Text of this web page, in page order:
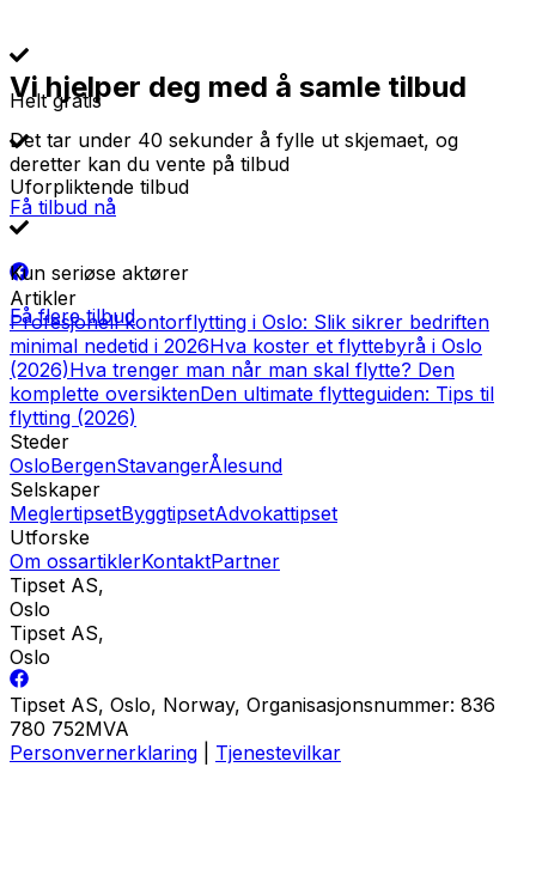
Helt gratis
Uforpliktende tilbud
Kun seriøse aktører
Få flere tilbud
Vi hjelper deg med å samle tilbud
Det tar under 40 sekunder å fylle ut skjemaet, og
deretter kan du vente på tilbud
Få tilbud nå
Artikler
Profesjonell kontorflytting i Oslo: Slik sikrer bedriften
minimal nedetid i 2026Hva koster et flyttebyrå i Oslo
(2026)Hva trenger man når man skal flytte? Den
komplette oversiktenDen ultimate flytteguiden: Tips til
flytting (2026)
Steder
OsloBergenStavangerÅlesund
Selskaper
MeglertipsetByggtipsetAdvokattipset
Utforske
Om ossartiklerKontaktPartner
Tipset AS,
Oslo
Tipset AS,
Oslo
Tipset AS, Oslo, Norway, Organisasjonsnummer: 836
780 752MVA
Personvernerklaring
Tjenestevilkar